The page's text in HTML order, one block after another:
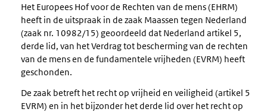
Het Europees Hof voor de Rechten van de mens (EHRM)
heeft in de uitspraak in de zaak Maassen tegen Nederland
(zaak nr. 10982/15) geoordeeld dat Nederland artikel 5,
derde lid, van het Verdrag tot bescherming van de rechten
van de mens en de fundamentele vrijheden (EVRM) heeft
geschonden.
De zaak betreft het recht op vrijheid en veiligheid (artikel 5
EVRM) en in het bijzonder het derde lid over het recht op